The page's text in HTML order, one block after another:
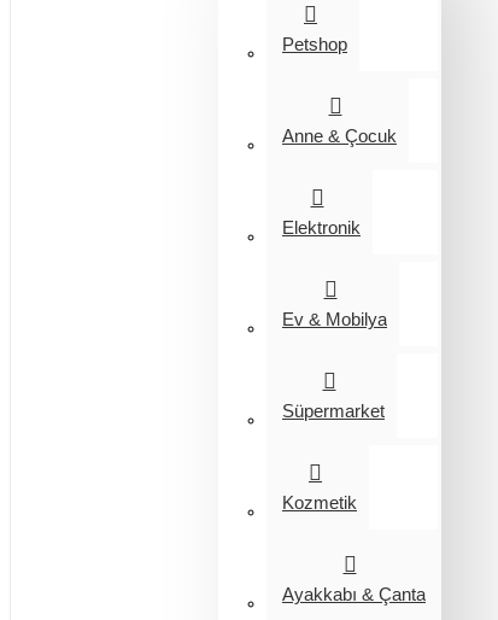
Petshop
Anne & Çocuk
Elektronik
Ev & Mobilya
Süpermarket
Kozmetik
Ayakkabı & Çanta